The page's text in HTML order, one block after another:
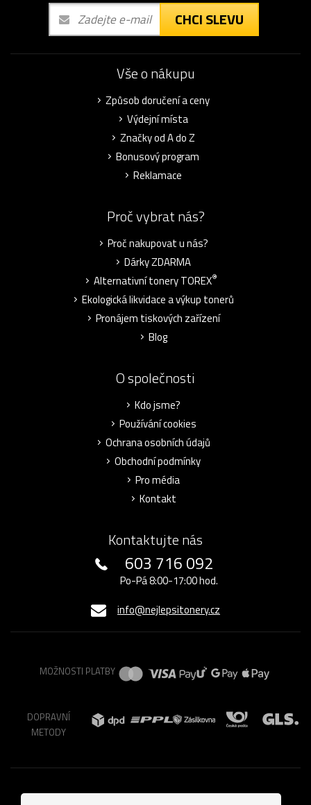
CHCI SLEVU
Vše o nákupu
Způsob doručení a ceny
Výdejní místa
Značky od A do Z
Bonusový program
Reklamace
Proč vybrat nás?
Proč nakupovat u nás?
Dárky ZDARMA
Alternativní tonery TOREX®
Ekologická likvidace a výkup tonerů
Pronájem tiskových zařízení
Blog
O společnosti
Kdo jsme?
Používání cookies
Ochrana osobních údajů
Obchodní podmínky
Pro média
Kontakt
Kontaktujte nás
603 716 092
Po-Pá 8:00-17:00 hod.
info@nejlepsitonery.cz
MOŽNOSTI PLATBY
DOPRAVNÍ
METODY